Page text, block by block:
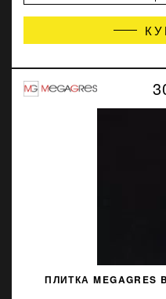
ПЛИТКА MEGAGRES